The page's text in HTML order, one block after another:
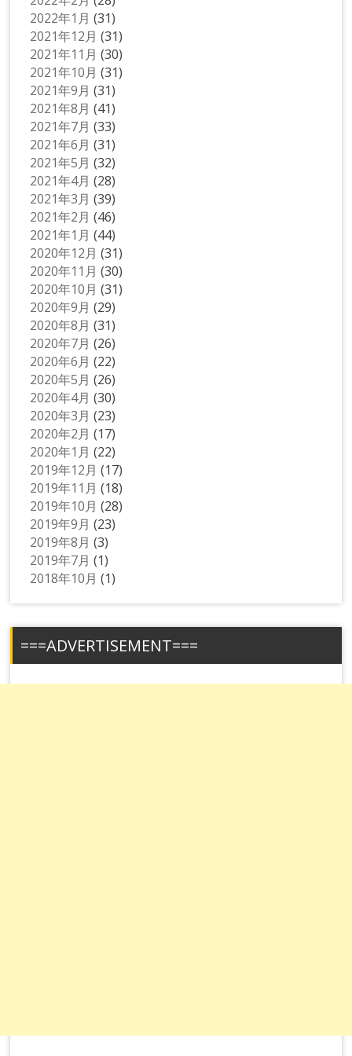
2022年1月 (31)
2021年12月 (31)
2021年11月 (30)
2021年10月 (31)
2021年9月 (31)
2021年8月 (41)
2021年7月 (33)
2021年6月 (31)
2021年5月 (32)
2021年4月 (28)
2021年3月 (39)
2021年2月 (46)
2021年1月 (44)
2020年12月 (31)
2020年11月 (30)
2020年10月 (31)
2020年9月 (29)
2020年8月 (31)
2020年7月 (26)
2020年6月 (22)
2020年5月 (26)
2020年4月 (30)
2020年3月 (23)
2020年2月 (17)
2020年1月 (22)
2019年12月 (17)
2019年11月 (18)
2019年10月 (28)
2019年9月 (23)
2019年8月 (3)
2019年7月 (1)
2018年10月 (1)
===ADVERTISEMENT===